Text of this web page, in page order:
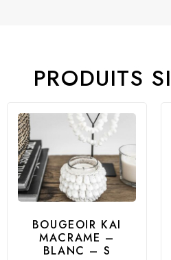
PRODUITS
BOUGEOIR KAI
MACRAME –
BLANC – S